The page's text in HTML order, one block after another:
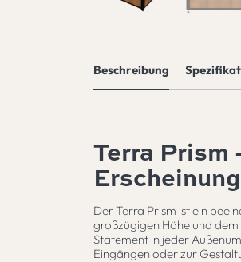
Beschreibung
Terra Prism
Der Terra Prism ist ein
großzügigen Höhe und
Statement in jeder
Eingängen oder zur